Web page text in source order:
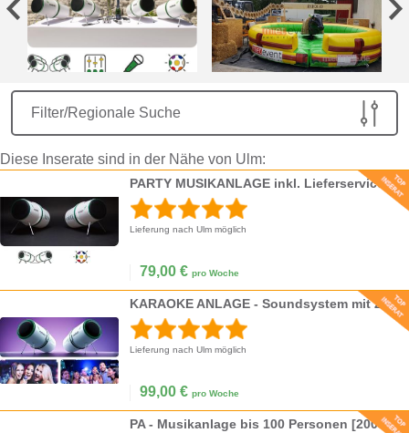
Filter/Regionale Suche
Diese Inserate sind in der Nähe von Ulm:
PARTY MUSIKANLAGE inkl. Lieferservice
Lieferung nach Ulm möglich
79,00 € pro Woche
KARAOKE ANLAGE - Soundsystem mit Zwei Mikros inkl. Lieferservice
Lieferung nach Ulm möglich
99,00 € pro Woche
PA - Musikanlage bis 100 Personen [2000 Watt]